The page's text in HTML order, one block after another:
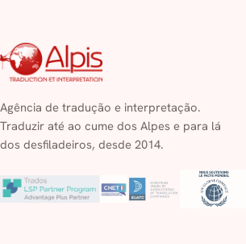
Agência de tradução e interpretação.
Traduzir até ao cume dos Alpes e para lá
dos desfiladeiros, desde 2014.